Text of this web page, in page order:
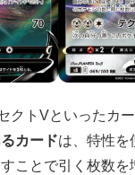
クトVといったカ
カードは、特性を
ことで引く枚数を